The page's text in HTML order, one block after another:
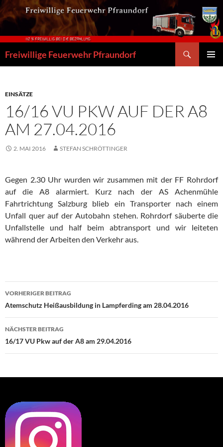
Zum
Inhalt
springen
Freiwillige Feuerwehr Pfraundorf
EINSÄTZE
16/16 VU PKW AUF DER A8
AM 27.04.2016
2. MAI 2016 STEFAN SCHRÖTTINGER
Gegen 2.30 Uhr wurden wir zusammen mit der FF Rohrdorf
auf die A8 alarmiert. Kurz nach der AS Achenmühle
Fahrtrichtung Salzburg blieb ein Transporter nach einem
Unfall quer auf der Autobahn stehen. Rohrdorf säuberte die
Unfallstelle und half beim abtransport und wir leiteten
während der Arbeiten den Verkehr aus.
Beitragsnavigation
VORHERIGER BEITRAG
Atemschutz Heißausbildung in Lampferding am 28.04.2016
NÄCHSTER BEITRAG
16/17 VU Pkw auf der A8 am 29.04.2016